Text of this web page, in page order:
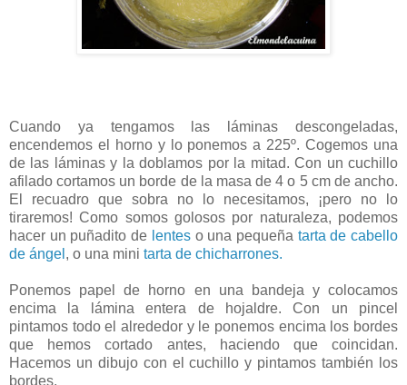
Cuando ya tengamos las láminas descongeladas,
encendemos el horno y lo ponemos a 225º. Cogemos una
de las láminas y la doblamos por la mitad. Con un cuchillo
afilado cortamos un borde de la masa de 4 o 5 cm de ancho.
El recuadro que sobra no lo necesitamos, ¡pero no lo
tiraremos! Como somos golosos por naturaleza, podemos
hacer un puñadito de lentes o una pequeña tarta de cabello
de ángel , o una mini tarta de chicharrones.
Ponemos papel de horno en una bandeja y colocamos
encima la lámina entera de hojaldre. Con un pincel
pintamos todo el alrededor y le ponemos encima los bordes
que hemos cortado antes, haciendo que coincidan.
Hacemos un dibujo con el cuchillo y pintamos también los
bordes.